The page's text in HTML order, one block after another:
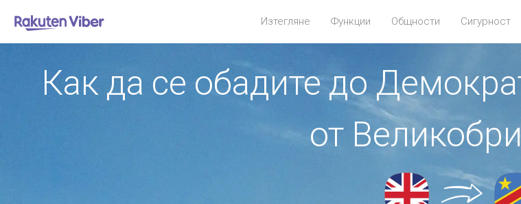
Изтегляне Функции Общности Сигурност
Как да се обадите до
от